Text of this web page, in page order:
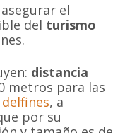
el
del turismo
distancia
metros para las
delfines, a
por su